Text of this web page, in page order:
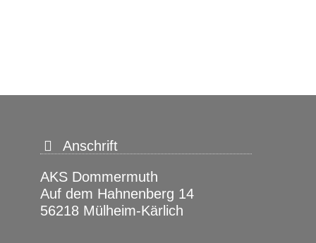
Anschrift
AKS Dommermuth
Auf dem Hahnenberg 14
56218 Mülheim-Kärlich